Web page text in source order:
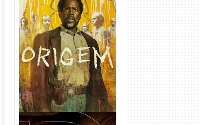
Origem 4ª Temporada Torrent
(2026) WEB-DL 1080p/4K
Dual Áudio